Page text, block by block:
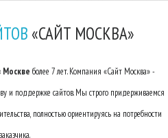
«САЙТ МОСКВА»
Москве более 7 лет. Компания «Сайт Москва» -
и поддержке сайтов. Мы строго придерживаемся
полностью ориентируясь на потребности
заказчика.